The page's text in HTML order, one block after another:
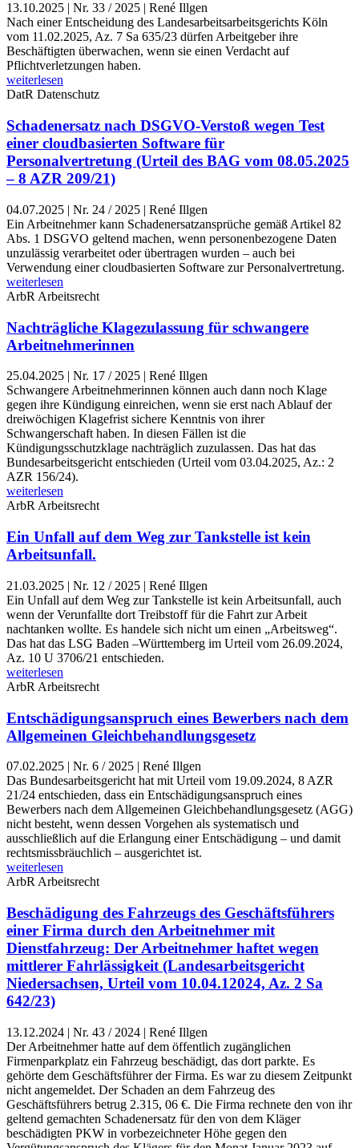
13.10.2025
Nr. 33 / 2025 | René Illgen
Nach einer Entscheidung des Landesarbeitsarbeitsgerichts Köln
vom 11.02.2025, Az. 7 Sa 635/23 dürfen Arbeitgeber ihre
Beschäftigten überwachen, wenn sie einen Verdacht auf
Pflichtverletzungen haben.
weiterlesen
DatR Datenschutz
Schadenersatz nach DSGVO-Verstoß wegen Test
einer cloudbasierten Software für
Personalvertretung (Urteil des BAG vom 08.05.2025
– 8 AZR 209/21)
04.07.2025 | Nr. 24 / 2025 | René Illgen
Ein Arbeitnehmer kann Schadenersatzansprüche gemäß Artikel 82
Abs. 1 DSGVO geltend machen, wenn personenbezogene Daten
unzulässig verarbeitet oder übertragen wurden – auch bei
Verwendung einer cloudbasierten Software zur Personalvertretung.
weiterlesen
ArbR Arbeitsrecht
Nachträgliche Klagezulassung für schwangere
Arbeitnehmerinnen
25.04.2025 | Nr. 17 / 2025 | René Illgen
Schwangere Arbeitnehmerinnen können auch dann noch Klage
gegen ihre Kündigung einreichen, wenn sie erst nach Ablauf der
dreiwöchigen Klagefrist sichere Kenntnis von ihrer
Schwangerschaft haben. In diesen Fällen ist die
Kündigungsschutzklage nachträglich zuzulassen. Das hat das
Bundesarbeitsgericht entschieden (Urteil vom 03.04.2025, Az.: 2
AZR 156/24).
weiterlesen
ArbR Arbeitsrecht
Ein Unfall auf dem Weg zur Tankstelle ist kein
Arbeitsunfall.
21.03.2025 | Nr. 12 / 2025 | René Illgen
Ein Unfall auf dem Weg zur Tankstelle ist kein Arbeitsunfall, auch
wenn der Verunfallte dort Treibstoff für die Fahrt zur Arbeit
nachtanken wollte. Es handele sich nicht um einen „Arbeitsweg“.
Das hat das LSG Baden –Württemberg im Urteil vom 26.09.2024,
Az. 10 U 3706/21 entschieden.
weiterlesen
ArbR Arbeitsrecht
Entschädigungsanspruch eines Bewerbers nach dem
Allgemeinen Gleichbehandlungsgesetz
07.02.2025 | Nr. 6 / 2025 | René Illgen
Das Bundesarbeitsgericht hat mit Urteil vom 19.09.2024, 8 AZR
21/24 entschieden, dass ein Entschädigungsanspruch eines
Bewerbers nach dem Allgemeinen Gleichbehandlungsgesetz (AGG)
nicht besteht, wenn dessen Vorgehen als systematisch und
ausschließlich auf die Erlangung einer Entschädigung – und damit
rechtsmissbräuchlich – ausgerichtet ist.
weiterlesen
ArbR Arbeitsrecht
Beschädigung des Fahrzeugs des Geschäftsführers
einer Firma durch den Arbeitnehmer mit
Dienstfahrzeug: Der Arbeitnehmer haftet wegen
mittlerer Fahrlässigkeit (Landesarbeitsgericht
Niedersachsen, Urteil vom 10.04.12024, Az. 2 Sa
642/23)
13.12.2024 | Nr. 43 / 2024 | René Illgen
Der Arbeitnehmer hatte auf dem öffentlich zugänglichen
Firmenparkplatz ein Fahrzeug beschädigt, das dort parkte. Es
gehörte dem Geschäftsführer der Firma. Es war zu diesem Zeitpunkt
nicht angemeldet. Der Schaden an dem Fahrzeug des
Geschäftsführers betrug 2.315, 06 €. Die Firma rechnete den von ihr
geltend gemachten Schadenersatz für den von dem Kläger
beschädigten PKW in vorbezeichneter Höhe gegen den